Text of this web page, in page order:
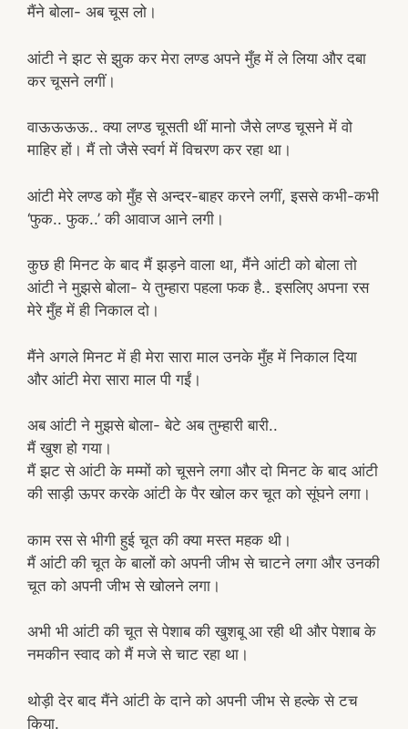
मैंने बोला- अब चूस लो।
आंटी ने झट से झुक कर मेरा लण्ड अपने मुँह में ले लिया और दबा
कर चूसने लगीं।
वाऊऊऊऊ.. क्या लण्ड चूसती थीं मानो जैसे लण्ड चूसने में वो
माहिर हों। मैं तो जैसे स्वर्ग में विचरण कर रहा था।
आंटी मेरे लण्ड को मुँह से अन्दर-बाहर करने लगीं, इससे कभी-कभी
‘फुक.. फुक..’ की आवाज आने लगी।
कुछ ही मिनट के बाद मैं झड़ने वाला था, मैंने आंटी को बोला तो
आंटी ने मुझसे बोला- ये तुम्हारा पहला फक है.. इसलिए अपना रस
मेरे मुँह में ही निकाल दो।
मैंने अगले मिनट में ही मेरा सारा माल उनके मुँह में निकाल दिया
और आंटी मेरा सारा माल पी गईं।
अब आंटी ने मुझसे बोला- बेटे अब तुम्हारी बारी..
मैं खुश हो गया।
मैं झट से आंटी के मम्मों को चूसने लगा और दो मिनट के बाद आंटी
की साड़ी ऊपर करके आंटी के पैर खोल कर चूत को सूंघने लगा।
काम रस से भीगी हुई चूत की क्या मस्त महक थी।
मैं आंटी की चूत के बालों को अपनी जीभ से चाटने लगा और उनकी
चूत को अपनी जीभ से खोलने लगा।
अभी भी आंटी की चूत से पेशाब की खुशबू आ रही थी और पेशाब के
नमकीन स्वाद को मैं मजे से चाट रहा था।
थोड़ी देर बाद मैंने आंटी के दाने को अपनी जीभ से हल्के से टच
किया.